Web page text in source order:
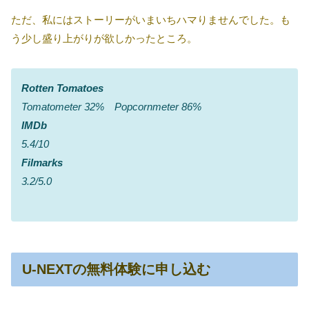
ただ、私にはストーリーがいまいちハマりませんでした。も
う少し盛り上がりが欲しかったところ。
Rotten Tomatoes
Tomatometer 32% Popcornmeter 86%
IMDb
5.4/10
Filmarks
3.2/5.0
U-NEXTの無料体験に申し込む